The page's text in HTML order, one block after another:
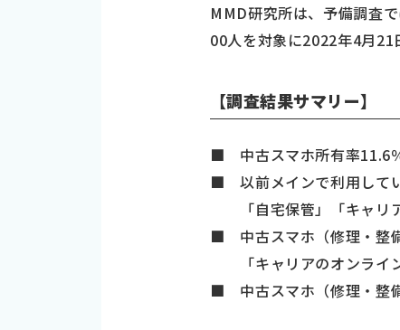
MMD研究所は、予備調査
00人を対象に2022年4月21
【調査結果サマリー】
■ 中古スマホ所有率11.6
■ 以前メインで利用して
「自宅保管」「キャリア
■ 中古スマホ（修理・整
「キャリアのオンライン
■ 中古スマホ（修理・整